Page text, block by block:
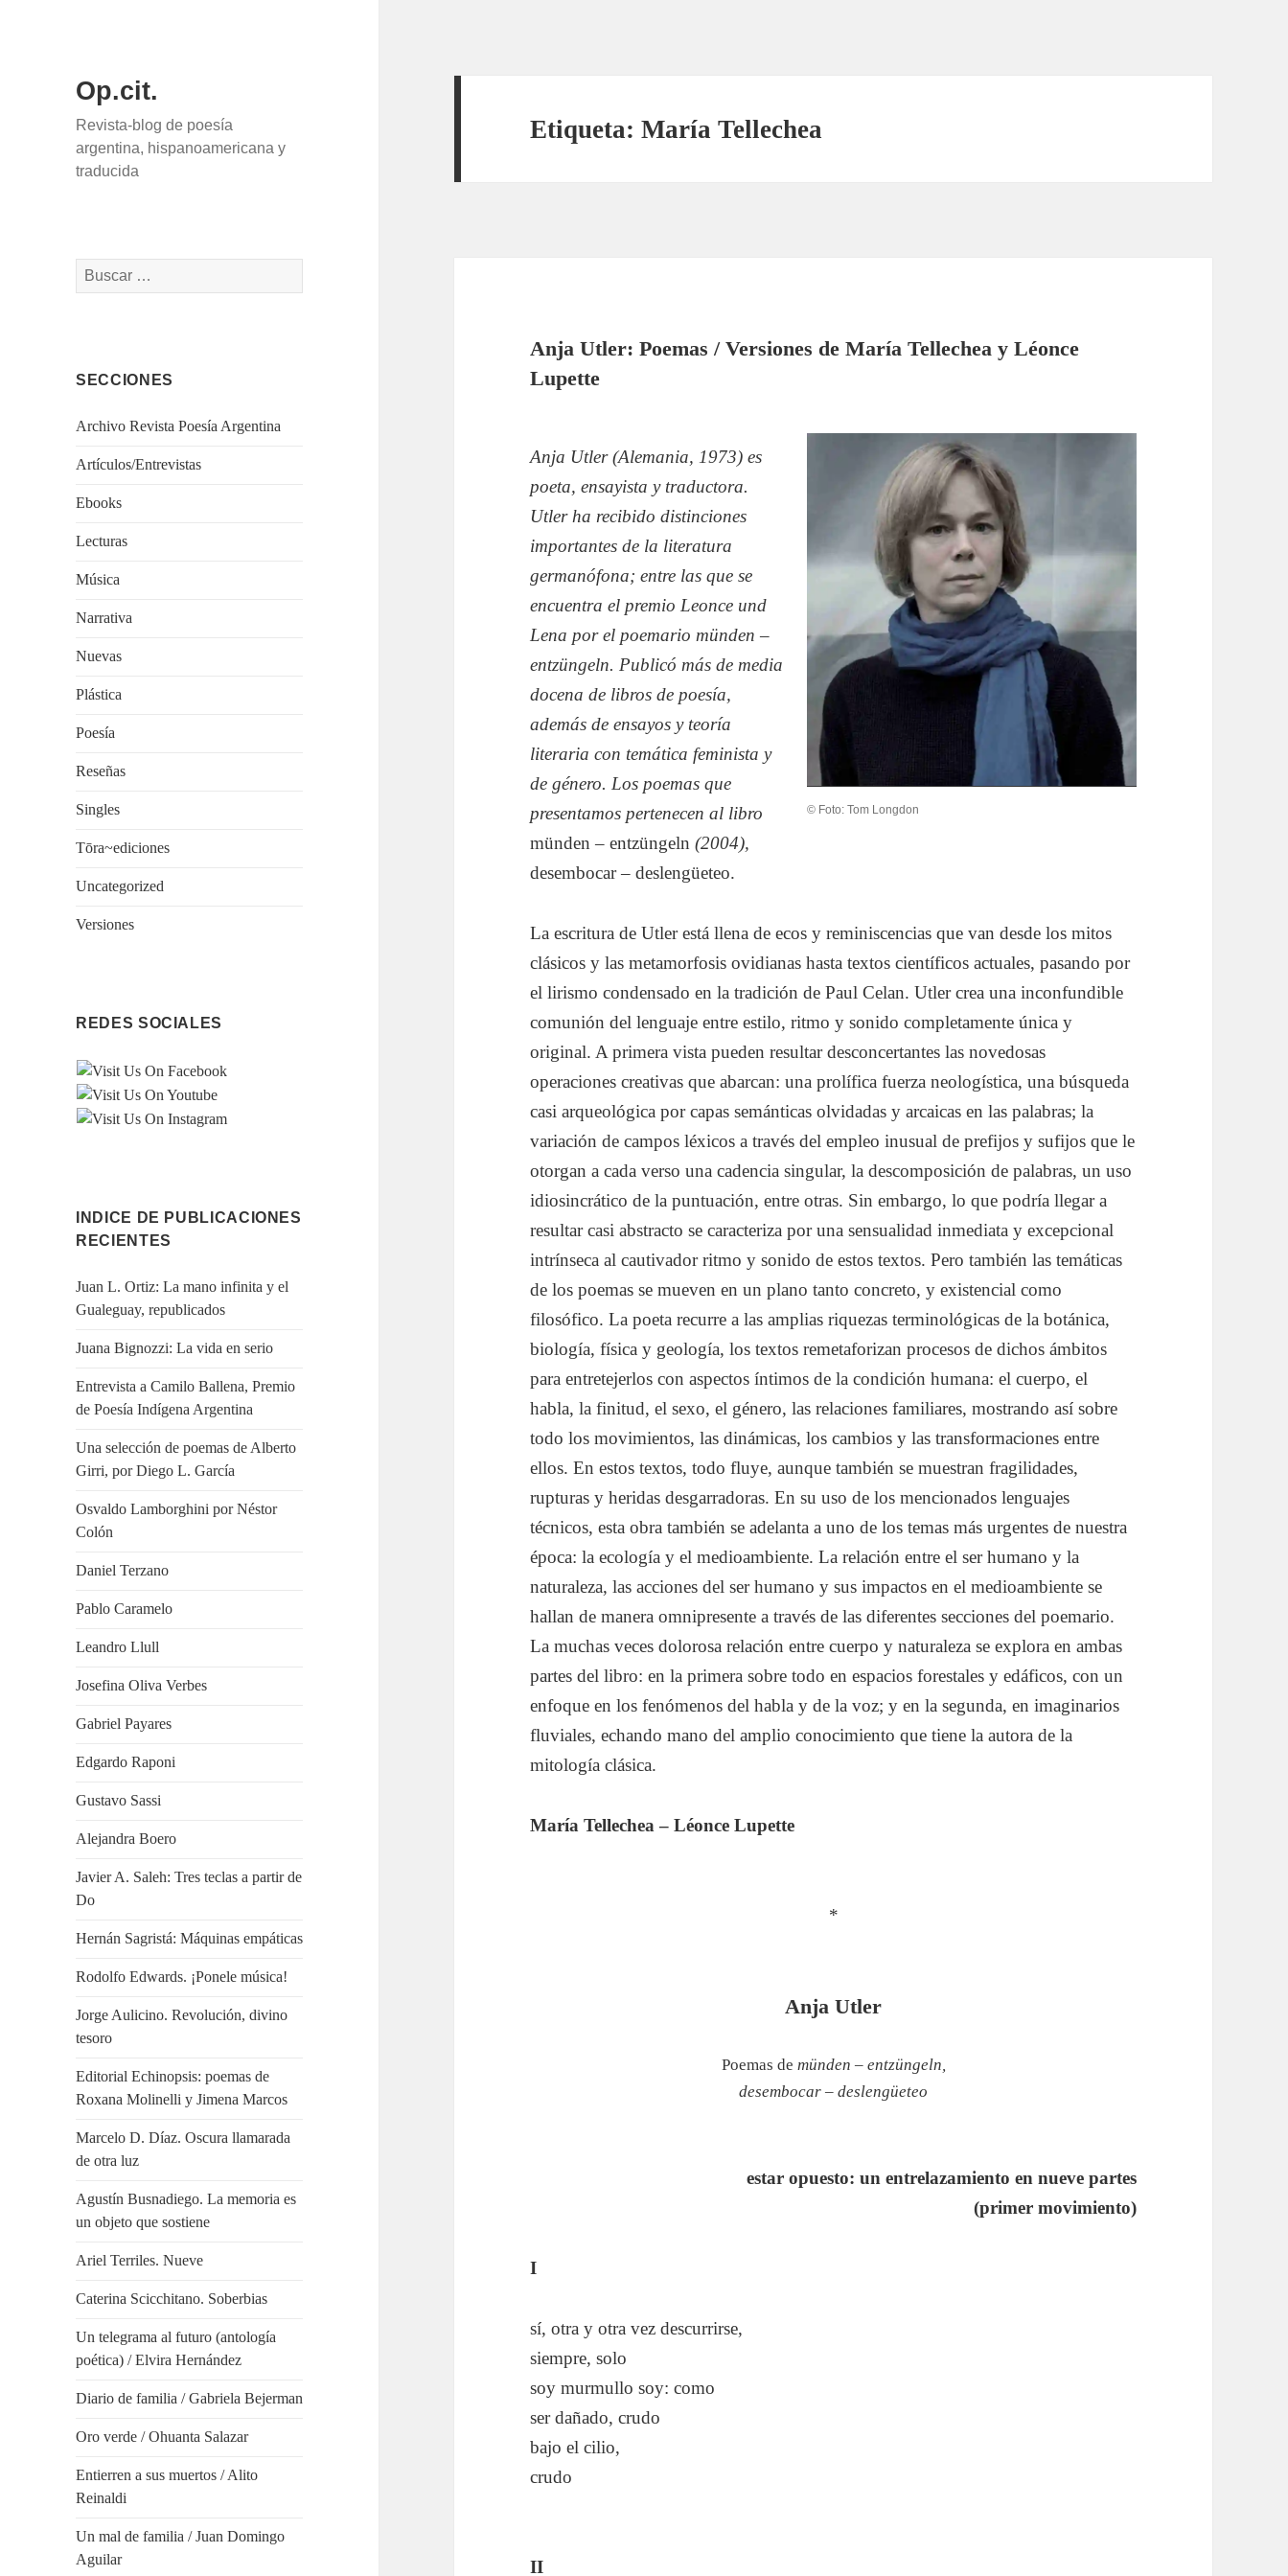
Op.cit.
Revista-blog de poesía
argentina, hispanoamericana y
traducida
Buscar:
SECCIONES
Archivo Revista Poesía Argentina
Artículos/Entrevistas
Ebooks
Lecturas
Música
Narrativa
Nuevas
Plástica
Poesía
Reseñas
Singles
Tōra~ediciones
Uncategorized
Versiones
REDES SOCIALES
INDICE DE PUBLICACIONES
RECIENTES
Juan L. Ortiz: La mano infinita y el
Gualeguay, republicados
Juana Bignozzi: La vida en serio
Entrevista a Camilo Ballena, Premio
de Poesía Indígena Argentina
Una selección de poemas de Alberto
Girri, por Diego L. García
Osvaldo Lamborghini por Néstor
Colón
Daniel Terzano
Pablo Caramelo
Leandro Llull
Josefina Oliva Verbes
Gabriel Payares
Edgardo Raponi
Gustavo Sassi
Alejandra Boero
Javier A. Saleh: Tres teclas a partir de
Do
Hernán Sagristá: Máquinas empáticas
Rodolfo Edwards. ¡Ponele música!
Jorge Aulicino. Revolución, divino
tesoro
Editorial Echinopsis: poemas de
Roxana Molinelli y Jimena Marcos
Marcelo D. Díaz. Oscura llamarada
de otra luz
Agustín Busnadiego. La memoria es
un objeto que sostiene
Ariel Terriles. Nueve
Caterina Scicchitano. Soberbias
Un telegrama al futuro (antología
poética) / Elvira Hernández
Diario de familia / Gabriela Bejerman
Oro verde / Ohuanta Salazar
Entierren a sus muertos / Alito
Reinaldi
Un mal de familia / Juan Domingo
Aguilar
Etiqueta:María Tellechea
Anja Utler: Poemas / Versiones de María Tellechea y Léonce
Lupette
© Foto: Tom Longdon
Anja Utler (Alemania, 1973) es
poeta, ensayista y traductora.
Utler ha recibido distinciones
importantes de la literatura
germanófona; entre las que se
encuentra el premio Leonce und
Lena por el poemario münden –
entzüngeln. Publicó más de media
docena de libros de poesía,
además de ensayos y teoría
literaria con temática feminista y
de género. Los poemas que
presentamos pertenecen al libro
münden – entzüngeln (2004),
desembocar – deslengüeteo.
La escritura de Utler está llena de ecos y reminiscencias que van desde los mitos
clásicos y las metamorfosis ovidianas hasta textos científicos actuales, pasando por
el lirismo condensado en la tradición de Paul Celan. Utler crea una inconfundible
comunión del lenguaje entre estilo, ritmo y sonido completamente única y
original. A primera vista pueden resultar desconcertantes las novedosas
operaciones creativas que abarcan: una prolífica fuerza neologística, una búsqueda
casi arqueológica por capas semánticas olvidadas y arcaicas en las palabras; la
variación de campos léxicos a través del empleo inusual de prefijos y sufijos que le
otorgan a cada verso una cadencia singular, la descomposición de palabras, un uso
idiosincrático de la puntuación, entre otras. Sin embargo, lo que podría llegar a
resultar casi abstracto se caracteriza por una sensualidad inmediata y excepcional
intrínseca al cautivador ritmo y sonido de estos textos. Pero también las temáticas
de los poemas se mueven en un plano tanto concreto, y existencial como
filosófico. La poeta recurre a las amplias riquezas terminológicas de la botánica,
biología, física y geología, los textos remetaforizan procesos de dichos ámbitos
para entretejerlos con aspectos íntimos de la condición humana: el cuerpo, el
habla, la finitud, el sexo, el género, las relaciones familiares, mostrando así sobre
todo los movimientos, las dinámicas, los cambios y las transformaciones entre
ellos. En estos textos, todo fluye, aunque también se muestran fragilidades,
rupturas y heridas desgarradoras. En su uso de los mencionados lenguajes
técnicos, esta obra también se adelanta a uno de los temas más urgentes de nuestra
época: la ecología y el medioambiente. La relación entre el ser humano y la
naturaleza, las acciones del ser humano y sus impactos en el medioambiente se
hallan de manera omnipresente a través de las diferentes secciones del poemario.
La muchas veces dolorosa relación entre cuerpo y naturaleza se explora en ambas
partes del libro: en la primera sobre todo en espacios forestales y edáficos, con un
enfoque en los fenómenos del habla y de la voz; y en la segunda, en imaginarios
fluviales, echando mano del amplio conocimiento que tiene la autora de la
mitología clásica.
María Tellechea – Léonce Lupette
*
Anja Utler
Poemas de münden – entzüngeln,
desembocar – deslengüeteo
estar opuesto: un entrelazamiento en nueve partes
(primer movimiento)
I
sí, otra y otra vez descurrirse,
siempre, solo
soy murmullo soy: como
ser dañado, crudo
bajo el cilio,
crudo
II